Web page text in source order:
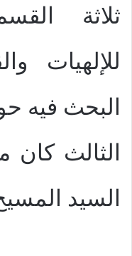
ثلاثة
للإلهيات
البحث فيه
الثالث
السيد